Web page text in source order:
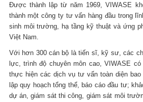
Được thành lập từ năm 1969, VIWASE
thành một công ty tư vấn hàng đầu trong
sinh môi trường, hạ tầng kỹ thuật và ứng
Việt Nam.
Với hơn 300 cán bộ là tiến sĩ, kỹ sư, các
lực, trình độ chuyên môn cao, VIWASE
thực hiện các dịch vụ tư vấn toàn diện bao
lập quy hoạch tổng thể, báo cáo đầu tư;
dự án, giám sát thi công, giám sát môi